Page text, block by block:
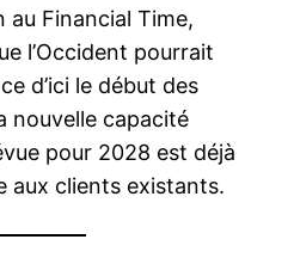
au Financial Time,
l’Occident pourrait
d’ici le début des
nouvelle capacité
pour 2028 est déjà
aux clients existants.